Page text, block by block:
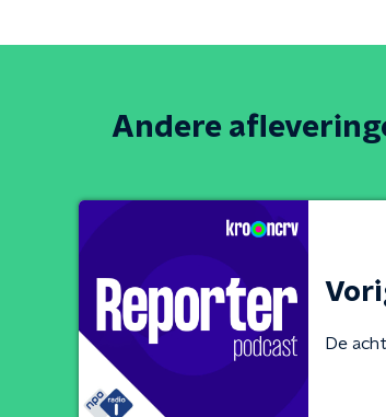
Andere
De